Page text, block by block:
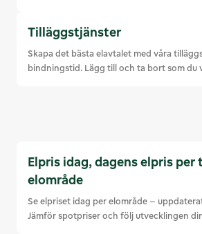
Tillägg­s­tjänster
Skapa det bästa elavtalet med våra
bindningstid. Lägg till och ta bort som du
Elpris idag, dagens elpris per
elområde
Se elpriset idag per elområde –
Jämför spotpriser och följ utvecklingen